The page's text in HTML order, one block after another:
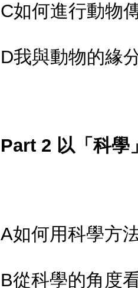
C如何進行動物
D我與動物的緣
Part 2 以「科學
A如何用科學方
B從科學的角度